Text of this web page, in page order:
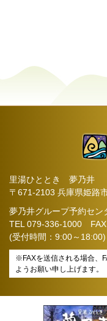
里湯ひととき 夢乃井
〒671-2103 兵庫県姫路
夢乃井グループ予約セン
TEL 079-336-1000 FAX
(受付時間：9:00～18:00)
※FAXを送信される場合、
ようお願い申し上げます。